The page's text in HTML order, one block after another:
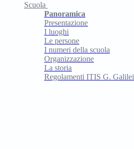
Scuola
Panoramica
Presentazione
I luoghi
Le persone
I numeri della scuola
Organizzazione
La storia
Regolamenti ITIS G. Galilei